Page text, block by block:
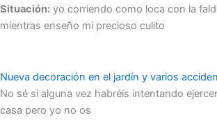
Situación: yo corriendo como loca con la
mientras enseño mi precioso culito
Nueva decoración en el jardín y varios
No sé si alguna vez habréis intentando
casa pero yo no os